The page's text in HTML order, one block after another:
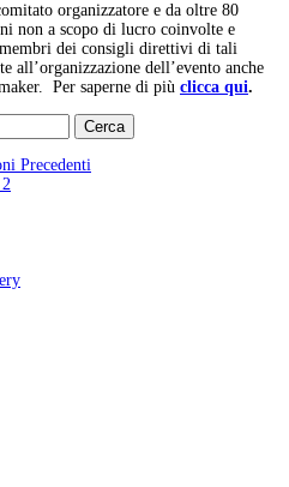
organizzatore e da oltre 80
non a scopo di lucro coinvolte e
dei consigli direttivi di tali
all’organizzazione dell’evento anche
Per saperne di più clicca qui.
Precedenti